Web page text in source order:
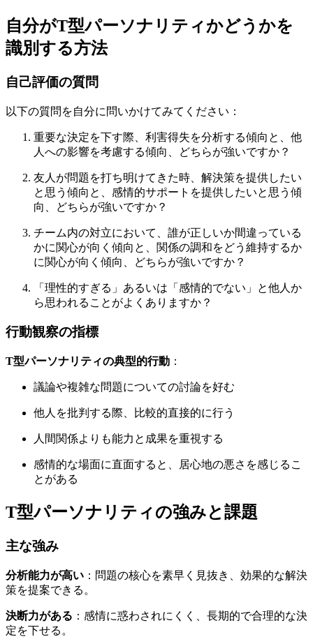
自分がT型パーソナリティかどうかを
識別する方法
自己評価の質問
以下の質問を自分に問いかけてみてください：
重要な決定を下す際、利害得失を分析する傾向と、他
人への影響を考慮する傾向、どちらが強いですか？
友人が問題を打ち明けてきた時、解決策を提供したい
と思う傾向と、感情的サポートを提供したいと思う傾
向、どちらが強いですか？
チーム内の対立において、誰が正しいか間違っている
かに関心が向く傾向と、関係の調和をどう維持するか
に関心が向く傾向、どちらが強いですか？
「理性的すぎる」あるいは「感情的でない」と他人か
ら思われることがよくありますか？
行動観察の指標
T型パーソナリティの典型的行動 ：
議論や複雑な問題についての討論を好む
他人を批判する際、比較的直接的に行う
人間関係よりも能力と成果を重視する
感情的な場面に直面すると、居心地の悪さを感じるこ
とがある
T型パーソナリティの強みと課題
主な強み
分析能力が高い ：問題の核心を素早く見抜き、効果的な解決
策を提案できる。
決断力がある ：感情に惑わされにくく、長期的で合理的な決
定を下せる。